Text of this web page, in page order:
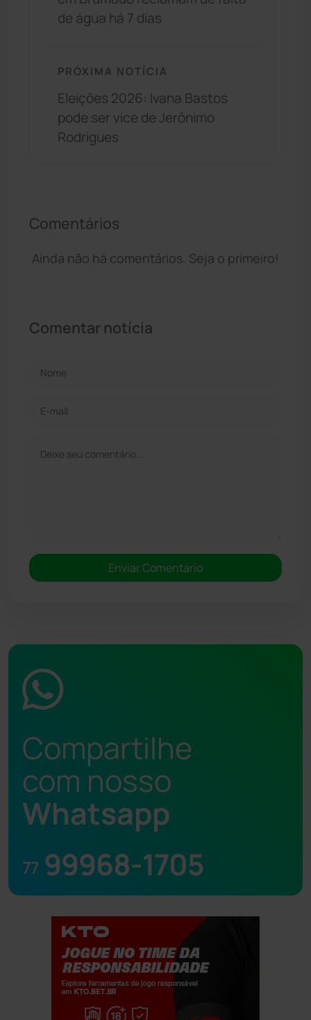
de água há 7 dias
PRÓXIMA NOTÍCIA
Eleições 2026: Ivana Bastos
pode ser vice de Jerônimo
Rodrigues
Comentários
Ainda não há comentários. Seja o primeiro!
Comentar notícia
Compartilhe
com nosso
Whatsapp
77 99968-1705